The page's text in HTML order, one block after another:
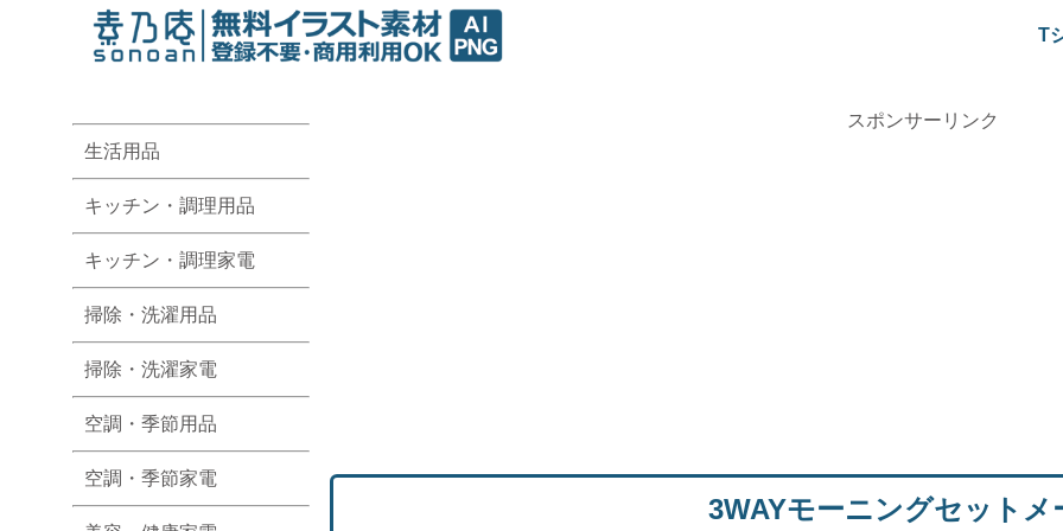
T
スポンサーリンク
3WAYモーニングセットメ
生活用品
キッチン・調理用品
キッチン・調理家電
掃除・洗濯用品
掃除・洗濯家電
空調・季節用品
空調・季節家電